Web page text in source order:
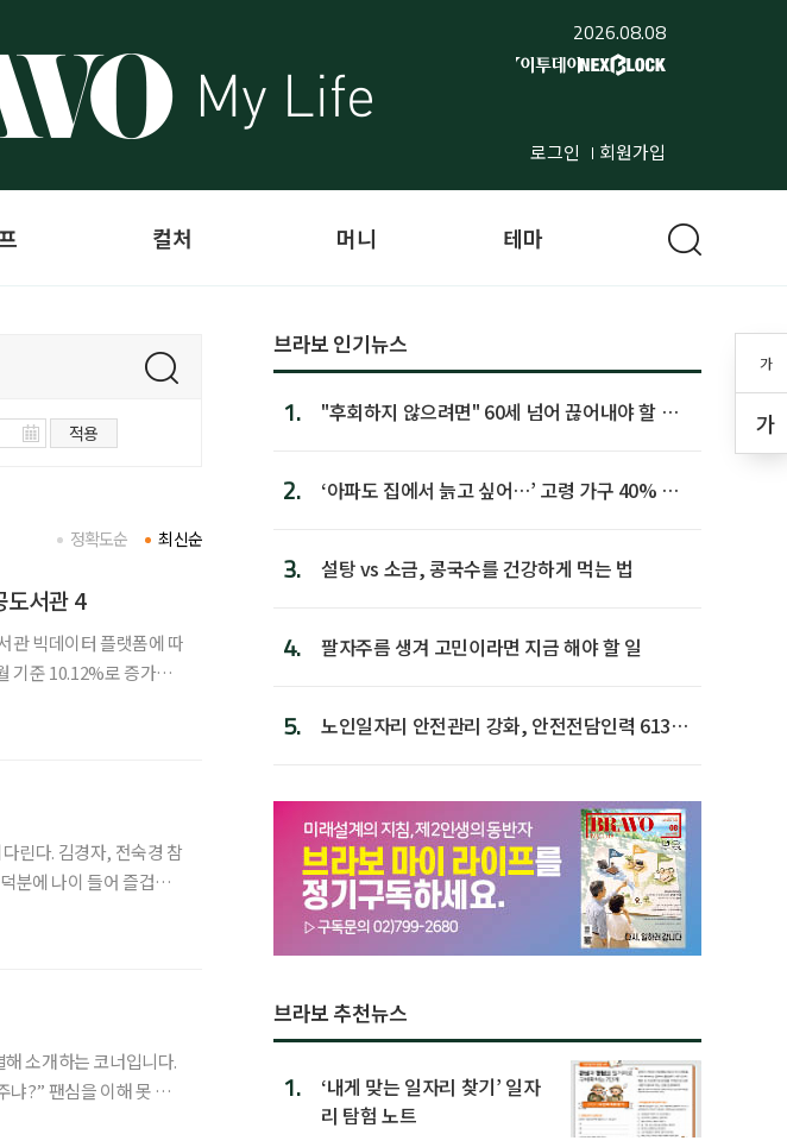
2026.08.08
로그인 회원가입
가
가
컬처 머니 테마
적용
최신순
정확도순
서관 4
관 빅데이터 플랫폼에 따
기준 10.12%로 증가했
린다. 김경자, 전숙경 참
분에 나이 들어 즐겁게
소개하는 코너입니다.
냐?” 팬심을 이해 못 하
브라보 인기뉴스
1.
"후회하지 않으려면" 60세 넘어 끊어내야 할 사
2.
‘아파도 집에서 늙고 싶어…’ 고령 가구 40% 노
3. 설탕 vs 소금, 콩국수를 건강하게 먹는 법
4. 팔자주름 생겨 고민이라면 지금 해야 할 일
5.
노인일자리 안전관리 강화, 안전전담인력 613명
브라보 추천뉴스
1.
‘내게 맞는 일자리 찾기’ 일자
리 탐험 노트